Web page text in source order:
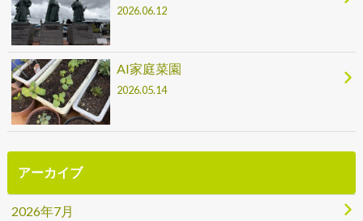
2026.06.12
AI家庭菜園
2026.05.14
アーカイブ
2026年7月